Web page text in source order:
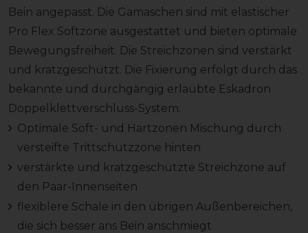
Bein angepasst. Die Gamaschen sind mit elastischer
Pro Flex Softzone ausgestattet und bieten optimale
Bewegungsfreiheit. Die Streichzonen sind verstärkt
und kratzgeschützt. Die Fixierung erfolgt durch das
bekannte und durchgängig erlaubte Eskadron
Doppelklettverschluss-System.
Optimale Soft- und Hartzonen Mischung durch
versteifte Trittschutzzone hinten
verstärkte und kratzgeschützte Streichzone auf
den Paar-Innenseiten
flexiblere Schale in den übrigen Außenbereichen,
die sich besser ans Bein anschmiegt